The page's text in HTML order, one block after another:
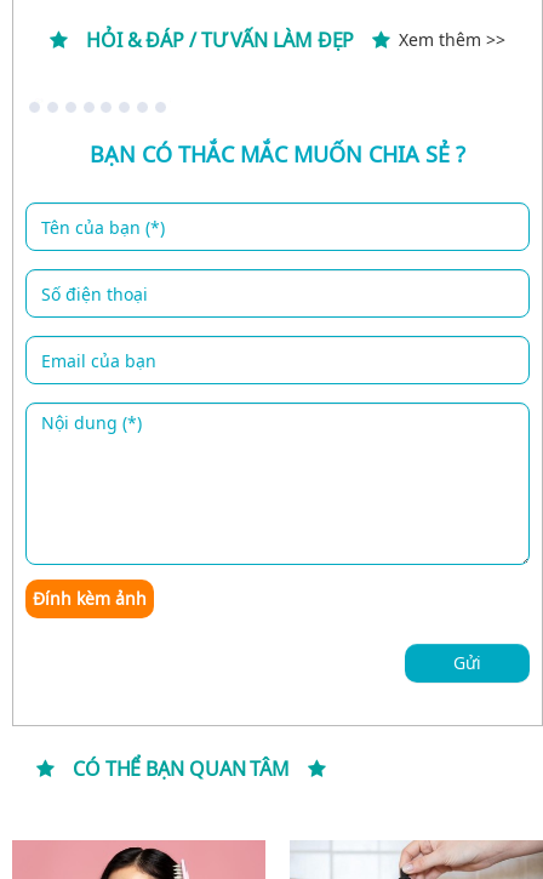
HỎI & ĐÁP / TƯ VẤN LÀM ĐẸP Xem thêm >>
BẠN CÓ THẮC MẮC MUỐN CHIA SẺ ?
Đính kèm ảnh
Gửi
CÓ THỂ BẠN QUAN TÂM